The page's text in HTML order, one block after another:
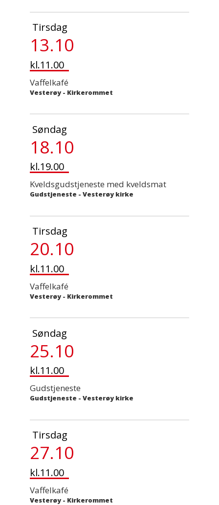
Tirsdag
13.10
kl.11.00
Vaffelkafé
Vesterøy - Kirkerommet
Søndag
18.10
kl.19.00
Kveldsgudstjeneste med kveldsmat
Gudstjeneste - Vesterøy kirke
Tirsdag
20.10
kl.11.00
Vaffelkafé
Vesterøy - Kirkerommet
Søndag
25.10
kl.11.00
Gudstjeneste
Gudstjeneste - Vesterøy kirke
Tirsdag
27.10
kl.11.00
Vaffelkafé
Vesterøy - Kirkerommet